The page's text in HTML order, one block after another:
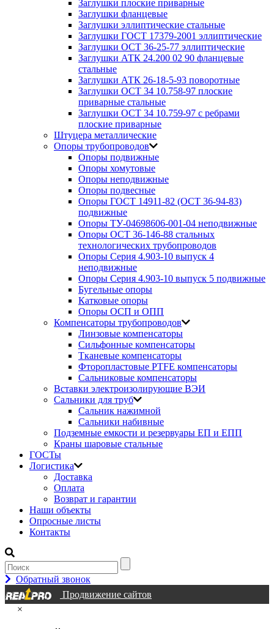
Заглушки плоские приварные
Заглушки фланцевые
Заглушки эллиптические стальные
Заглушки ГОСТ 17379-2001 эллиптические
Заглушки ОСТ 36-25-77 эллиптические
Заглушки АТК 24.200 02 90 фланцевые
стальные
Заглушки АТК 26-18-5-93 поворотные
Заглушки ОСТ 34 10.758-97 плоские
приварные стальные
Заглушки ОСТ 34 10.759-97 с ребрами
плоские приварные
Штуцера металлические
Опоры трубопроводов
Опоры подвижные
Опоры хомутовые
Опоры неподвижные
Опоры подвесные
Опоры ГОСТ 14911-82 (ОСТ 36-94-83)
подвижные
Опоры ТУ-04698606-001-04 неподвижные
Опоры ОСТ 36-146-88 стальных
технологических трубопроводов
Опоры Серия 4.903-10 выпуск 4
неподвижные
Опоры Серия 4.903-10 выпуск 5 подвижные
Бугельные опоры
Катковые опоры
Опоры ОСП и ОПП
Компенсаторы трубопроводов
Линзовые компенсаторы
Сильфонные компенсаторы
Тканевые компенсаторы
Фторопластовые PTFE компенсаторы
Сальниковые компенсаторы
Вставки электроизолирующие ВЭИ
Сальники для труб
Сальник нажимной
Сальники набивные
Подземные емкости и резервуары ЕП и ЕПП
Краны шаровые стальные
ГОСТы
Логистика
Доставка
Оплата
Возврат и гарантии
Наши объекты
Опросные листы
Контакты
Обратный звонок
Продвижение сайтов
×